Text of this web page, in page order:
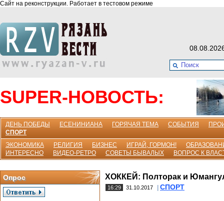
Сайт на реконструкции. Работает в тестовом режиме
SUPER-НОВОСТЬ:
ДЕНЬ ПОБЕДЫ ЕСЕНИНИАНА ГОРЯЧАЯ ТЕМА СОБЫТИЯ
СПОРТ
ЭКОНОМИКА
РЕЛИГИЯ БИЗНЕС ИГРАЙ, ГОРМОН!
ИНТЕРЕСНО
ВИДЕО-РЕТРО СОВЕТЫ БЫВАЛЫХ ВОПРОС К
Опрос ХОККЕЙ: Полторак и
16:29 31.10.2017 СПОРТ